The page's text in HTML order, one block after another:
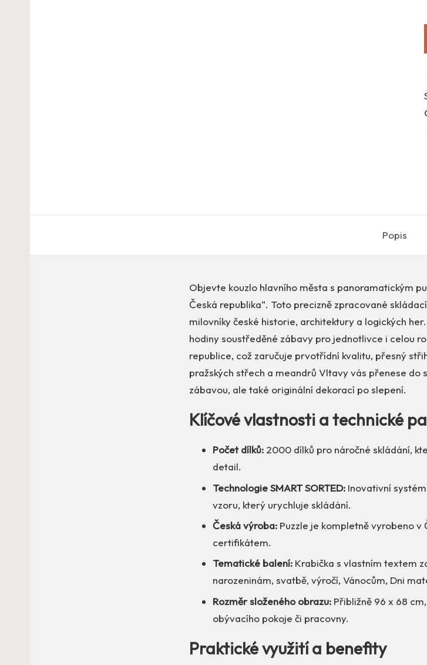
Popis
Objevte kouzlo hlavního města s panoramatickým
Česká republika“. Toto precizně zpracované
milovníky české historie, architektury a logických
hodiny soustředěné zábavy pro jednotlivce i celou
republice, což zaručuje prvotřídní kvalitu, přesný
pražských střech a meandrů Vltavy vás přenese do
zábavou, ale také originální dekorací po slepení.
Klíčové vlastnosti a technické
Počet dílků: 2000 dílků pro náročné skládání,
detail.
Technologie SMART SORTED: Inovativní
vzoru, který urychluje skládání.
Česká výroba: Puzzle je kompletně vyrobeno v
certifikátem.
Tematické balení: Krabička s vlastním textem
narozeninám, svatbě, výročí, Vánocům, Dni
Rozměr složeného obrazu: Přibližně 96 x 68
obývacího pokoje či pracovny.
Praktické využití a benefity